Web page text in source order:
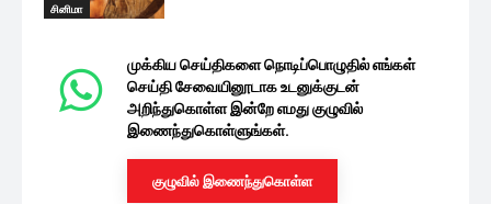
சினிமா
குட் பேட் அக்லி படம் குறித்த ரகசியத்தை
உடைத்த தயாரிப்பாளர்.. வேற...
09/08/2026
ப்ரீ புக்கிங்கில் இதுவரை குட் பேட் அக்லி
எவ்வளவு வசூல் செய்துள்ளது...